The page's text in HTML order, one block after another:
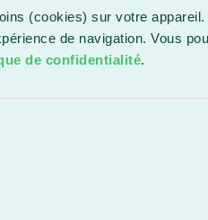
(cookies) sur votre
de navigation. Vous
de confidentialité.